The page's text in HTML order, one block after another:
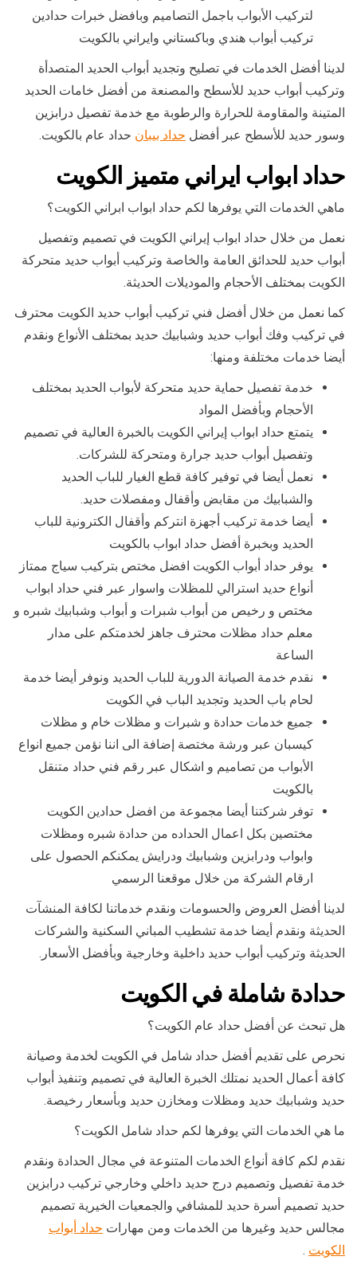
لتركيب الأبواب باجمل التصاميم وبافضل خبرات حدادين
تركيب أبواب هندي وباكستاني وايراني بالكويت
لدينا أفضل الخدمات في تصليح وتجديد أبواب الحديد المتصدأة
وتركيب أبواب حديد للأسطح والمصنعة من أفضل خامات الحديد
المتينة والمقاومة للحرارة والرطوبة مع خدمة تفصيل درابزين
وسور حديد للأسطح عبر أفضل حداد بيبان حداد عام بالكويت.
حداد ابواب ايراني متميز الكويت
ماهي الخدمات التي يوفرها لكم حداد ابواب ابراني الكويت؟
نعمل من خلال حداد ابواب إيراني الكويت في تصميم وتفصيل
أبواب حديد للحدائق العامة والخاصة وتركيب أبواب حديد متحركة
الكويت بمختلف الأحجام والموديلات الحديثة.
كما نعمل من خلال أفضل فني تركيب أبواب حديد الكويت محترف
في تركيب وفك أبواب حديد وشبابيك حديد بمختلف الأنواع ونقدم
أيضا خدمات مختلفة ومنها:
خدمة تفصيل حماية حديد متحركة لأبواب الحديد بمختلف
الأحجام وبأفضل المواد
يتمتع حداد ابواب إيراني الكويت بالخبرة العالية في تصميم
وتفصيل أبواب حديد جرارة ومتحركة للشركات.
نعمل أيضا في توفير كافة قطع الغيار للباب الحديد
والشبابيك من مقابض وأقفال ومفصلات حديد.
أيضا خدمة تركيب أجهزة انتركم وأقفال الكترونية للباب
الحديد وبخبرة أفضل حداد ابواب بالكويت
يوفر حداد أبواب الكويت افضل مختص بتركيب سياج ممتاز
أنواع حديد استرالي للمظلات واسوار عبر فني حداد ابواب
مختص و رخيص من أبواب شبرات و أبواب وشبابيك شبره و
معلم حداد مظلات محترف جاهز لخدمتكم على مدار
الساعة
نقدم خدمة الصيانة الدورية للباب الحديد ونوفر أيضا خدمة
لحام باب الحديد وتجديد الباب في الكويت
جميع خدمات حدادة و شبرات و مظلات خام و مظلات
كيسبان عبر ورشة مختصة إضافة الى اننا نؤمن جميع انواع
الأبواب من تصاميم و اشكال عبر رقم فني حداد متنقل
بالكويت
توفر شركتنا أيضا مجموعة من افضل حدادين الكويت
مختصين بكل اعمال الحداده من حدادة شبره ومظلات
وابواب ودرابزين وشبابيك ودرايش يمكنكم الحصول على
ارقام الشركة من خلال موقعنا الرسمي
لدينا أفضل العروض والحسومات ونقدم خدماتنا لكافة المنشآت
الحديثة ونقدم أيضا خدمة تشطيب المباني السكنية والشركات
الحديثة وتركيب أبواب حديد داخلية وخارجية وبأفضل الأسعار.
حدادة شاملة في الكويت
هل تبحث عن أفضل حداد عام الكويت؟
نحرص على تقديم أفضل حداد شامل في الكويت لخدمة وصيانة
كافة أعمال الحديد نمتلك الخبرة العالية في تصميم وتنفيذ أبواب
حديد وشبابيك حديد ومظلات ومخازن حديد وبأسعار رخيصة.
ما هي الخدمات التي يوفرها لكم حداد شامل الكويت؟
نقدم لكم كافة أنواع الخدمات المتنوعة في مجال الحدادة ونقدم
خدمة تفصيل وتصميم درج حديد داخلي وخارجي تركيب درابزين
حديد تصميم أسرة حديد للمشافي والجمعيات الخيرية تصميم
مجالس حديد وغيرها من الخدمات ومن مهارات حداد أبواب
الكويت .